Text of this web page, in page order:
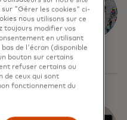
de
"Gérer les cookies" ci-
nous utilisons sur ce
toujours modifier vos
en utilisant
de l'écran (disponible
bouton sur certains
refuser certains ou
de ceux qui sont
fonctionnement du